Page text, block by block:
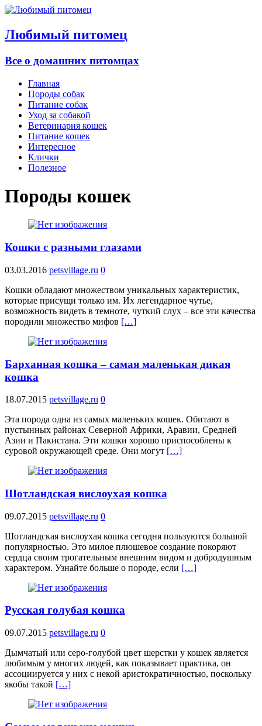
Любимый питомец
Все о домашних питомцах
Главная
Породы собак
Питание собак
Уход за собакой
Ветеринария кошек
Питание кошек
Интересное
Клички
Полезное
Породы кошек
Кошки с разными глазами
03.03.2016 petsvillage.ru 0
Кошки обладают множеством уникальных характеристик,
которые присущи только им. Их легендарное чутье,
возможность видеть в темноте, чуткий слух – все эти качества
породили множество мифов […]
Барханная кошка – самая маленькая дикая
кошка
18.07.2015 petsvillage.ru 0
Эта порода одна из самых маленьких кошек. Обитают в
пустынных районах Северной Африки, Аравии, Средней
Азии и Пакистана. Эти кошки хорошо приспособлены к
суровой окружающей среде. Они могут […]
Шотландская вислоухая кошка
09.07.2015 petsvillage.ru 0
Шотландская вислоухая кошка сегодня пользуются большой
популярностью. Это милое плюшевое создание покоряют
сердца своим трогательным внешним видом и добродушным
характером. Узнайте больше о породе, если […]
Русская голубая кошка
09.07.2015 petsvillage.ru 0
Дымчатый или серо-голубой цвет шерстки у кошек является
любимым у многих людей, как показывает практика, он
ассоциируется у них с некой аристократичностью, поскольку
якобы такой […]